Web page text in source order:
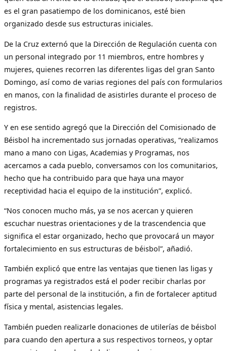
es el gran pasatiempo de los dominicanos, esté bien
organizado desde sus estructuras iniciales.
De la Cruz externó que la Dirección de Regulación cuenta con
un personal integrado por 11 miembros, entre hombres y
mujeres, quienes recorren las diferentes ligas del gran Santo
Domingo, así como de varias regiones del país con formularios
en manos, con la finalidad de asistirles durante el proceso de
registros.
Y en ese sentido agregó que la Dirección del Comisionado de
Béisbol ha incrementado sus jornadas operativas, “realizamos
mano a mano con Ligas, Academias y Programas, nos
acercamos a cada pueblo, conversamos con los comunitarios,
hecho que ha contribuido para que haya una mayor
receptividad hacia el equipo de la institución”, explicó.
“Nos conocen mucho más, ya se nos acercan y quieren
escuchar nuestras orientaciones y de la trascendencia que
significa el estar organizado, hecho que provocará un mayor
fortalecimiento en sus estructuras de béisbol”, añadió.
También explicó que entre las ventajas que tienen las ligas y
programas ya registrados está el poder recibir charlas por
parte del personal de la institución, a fin de fortalecer aptitud
física y mental, asistencias legales.
También pueden realizarle donaciones de utilerías de béisbol
para cuando den apertura a sus respectivos torneos, y optar